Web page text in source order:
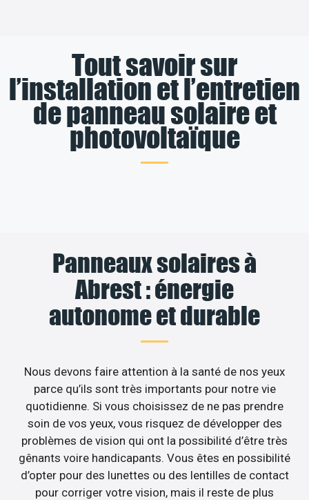
Tout savoir sur
l’installation et l’entretien
de panneau solaire et
photovoltaïque
Panneaux solaires à
Abrest : énergie
autonome et durable
Nous devons faire attention à la santé de nos yeux
parce qu’ils sont très importants pour notre vie
quotidienne. Si vous choisissez de ne pas prendre
soin de vos yeux, vous risquez de développer des
problèmes de vision qui ont la possibilité d’être très
gênants voire handicapants. Vous êtes en possibilité
d’opter pour des lunettes ou des lentilles de contact
pour corriger votre vision, mais il reste de plus